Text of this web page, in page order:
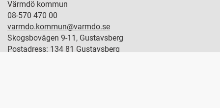
Värmdö kommun
08-570 470 00
varmdo.kommun@varmdo.se
Skogsbovägen 9-11, Gustavsberg
Postadress: 134 81 Gustavsberg